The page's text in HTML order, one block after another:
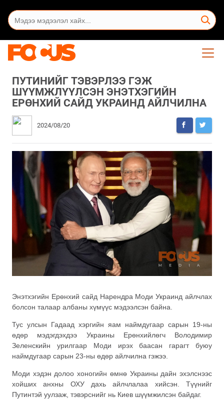
ПУТИНИЙГ ТЭВЭРЛЭЭ ГЭЖ
ШҮҮМЖЛҮҮЛСЭН ЭНЭТХЭГИЙН
ЕРӨНХИЙ САЙД УКРАИНД АЙЛЧИЛНА
2024/08/20
Энэтхэгийн Ерөнхий сайд Нарендра Моди Украинд айлчлах
болсон талаар албаны хүмүүс мэдээлсэн байна.
Тус улсын Гадаад хэргийн яам наймдугаар сарын 19-ны
өдөр мэдэгдэхдээ Украины Ерөнхийлөгч Володимир
Зеленскийн урилгаар Моди ирэх баасан гарагт буюу
наймдугаар сарын 23-ны өдөр айлчилна гэжээ.
Моди хэдэн долоо хоногийн өмнө Украины дайн эхэлснээс
хойших анхны ОХУ дахь айлчлалаа хийсэн. Түүнийг
Путинтэй уулзаж, тэвэрснийг нь Киев шүүмжилсэн байдаг.